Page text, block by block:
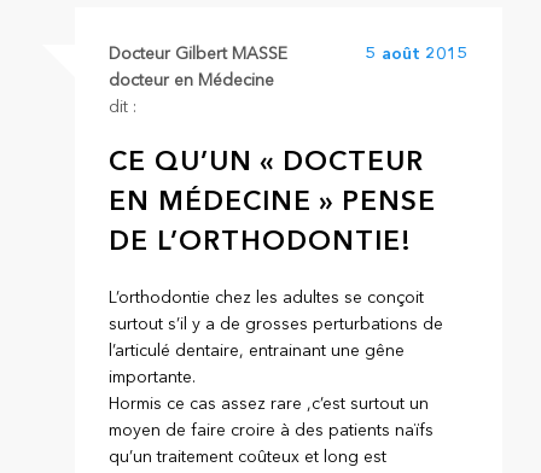
Docteur Gilbert MASSE
docteur en Médecine
dit :
5 août 2015
CE QU’UN « DOCTEUR
EN MÉDECINE » PENSE
DE L’ORTHODONTIE!
L’orthodontie chez les adultes se conçoit
surtout s’il y a de grosses perturbations de
l’articulé dentaire, entrainant une gêne
importante.
Hormis ce cas assez rare ,c’est surtout un
moyen de faire croire à des patients naïfs
qu’un traitement coûteux et long est